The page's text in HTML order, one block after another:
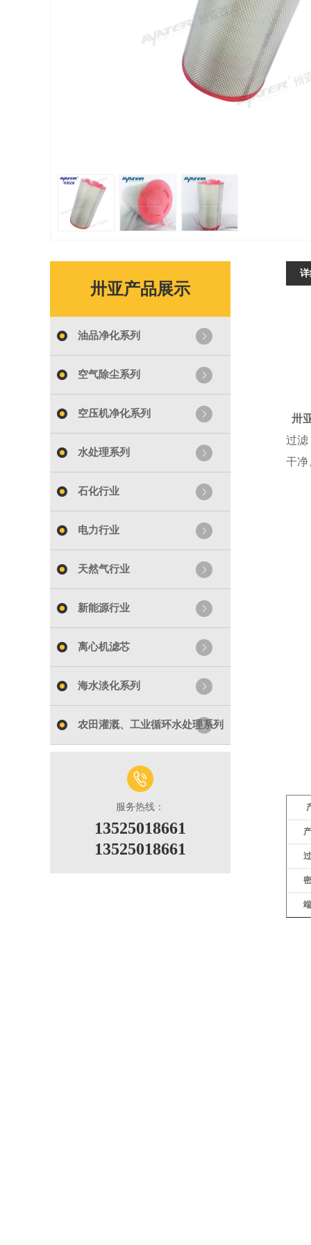
卅亚产品展示
油品净化系列
空气除尘系列
空压机净化系列
水处理系列
石化行业
电力行业
天然气行业
新能源行业
离心机滤芯
海水淡化系列
农田灌溉、工业循环水处理系列
服务热线：
13525018661
13525018661
卅
过滤
干净